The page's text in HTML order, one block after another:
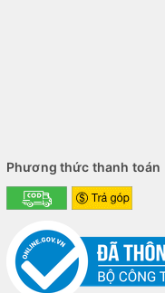
Phương thức thanh toán